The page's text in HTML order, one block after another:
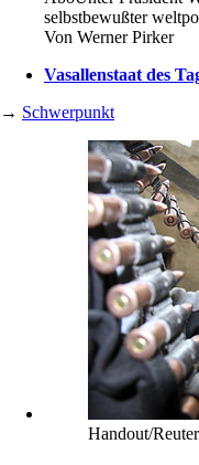
selbstbewußter
Von Werner Pirker
Vasallenstaat des
→ Schwerpunkt
Handout/